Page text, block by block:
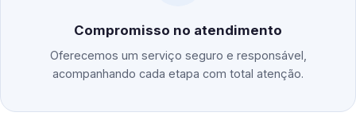
Compromisso no atendimento
Oferecemos um serviço seguro e responsável,
acompanhando cada etapa com total atenção.